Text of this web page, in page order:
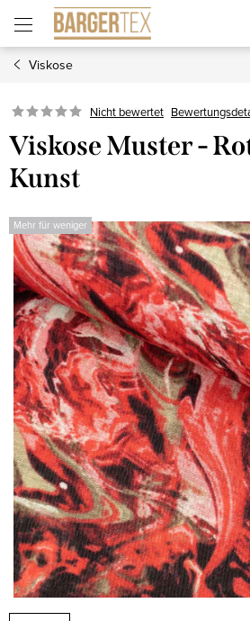
Inhalt
springen
Viskose
Nicht bewertet
Viskose Muster -
Kunst
Mehr für weniger